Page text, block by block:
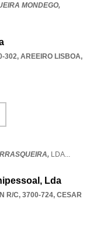
MONDEGO,
302, AREEIRO LISBOA,
LDA...
Lda
R/C, 3700-724, CESAR